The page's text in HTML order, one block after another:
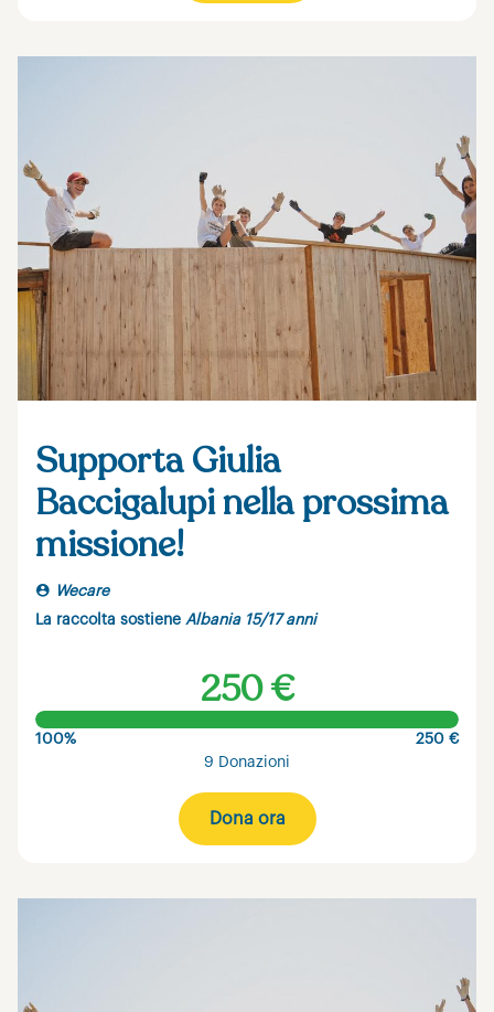
Supporta Giulia
Baccigalupi nella prossima
missione!
Wecare
La raccolta sostiene Albania 15/17 anni
250 €
100%
250 €
9 Donazioni
Dona ora